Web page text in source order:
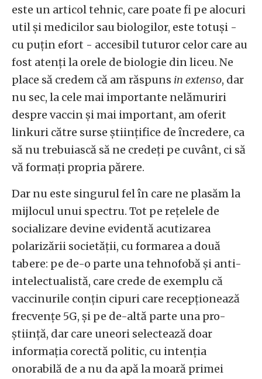
este un articol tehnic, care poate fi pe alocuri
util și medicilor sau biologilor, este totuși -
cu puțin efort - accesibil tuturor celor care au
fost atenți la orele de biologie din liceu. Ne
place să credem că am răspuns in extenso, dar
nu sec, la cele mai importante nelămuriri
despre vaccin și mai important, am oferit
linkuri către surse științifice de încredere, ca
să nu trebuiască să ne credeți pe cuvânt, ci să
vă formați propria părere.
Dar nu este singurul fel în care ne plasăm la
mijlocul unui spectru. Tot pe rețelele de
socializare devine evidentă acutizarea
polarizării societății, cu formarea a două
tabere: pe de-o parte una tehnofobă și anti-
intelectualistă, care crede de exemplu că
vaccinurile conțin cipuri care recepționează
frecvențe 5G, și pe de-altă parte una pro-
știință, dar care uneori selectează doar
informația corectă politic, cu intenția
onorabilă de a nu da apă la moară primei